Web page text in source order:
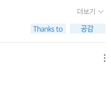
이다. 하지만 잘못했다는 사실
더라도 반성하는 일은 극도로
꾸어 본다. 📚 책 속에서...“여
씬 업그레이드된 후보입니다.
위는 하지 않겠습니다. ...... 제
화 ‘잘못’ 시리즈답게엉터리
감, 자신감을 알아 가는 이야
지만치열하다지요?현실감 있
고있기에 있기있는 시리즈인
쳐나갈거라고 생각했는데주인
더보기